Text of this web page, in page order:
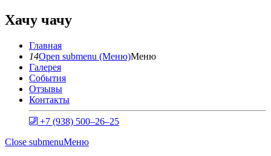
Хачу чачу
Главная
14Open submenu (Меню)Меню
Галерея
События
Отзывы
Контакты
+7 (938) 500‒26‒25
Close submenuМеню